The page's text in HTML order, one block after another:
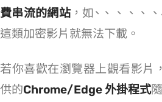
費串流的網站，如 YouTube、TikTok、X、IG
這類加密影片就無法下載。
若你喜歡在瀏覽器上觀看影片
供的Chrome/Edge 外掛程式